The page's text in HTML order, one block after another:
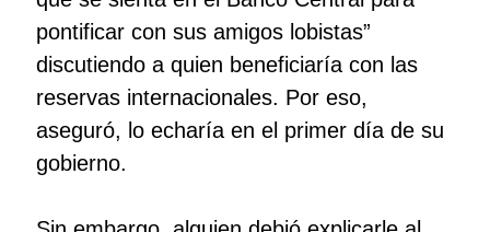
pontificar con sus amigos lobistas”
discutiendo a quien beneficiaría con las
reservas internacionales. Por eso,
aseguró, lo echaría en el primer día de su
gobierno.